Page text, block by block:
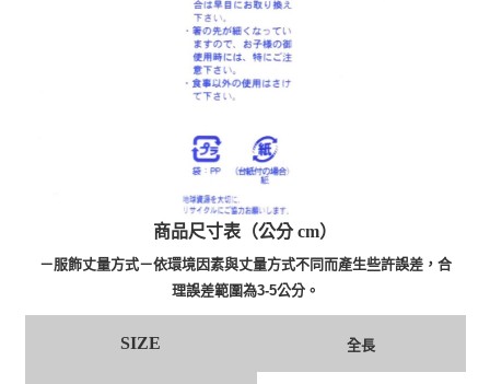
商品尺寸表（公分 cm）
－服飾丈量方式－依環境因素與丈量方式不同而產生些許誤差，合
理誤差範圍為3-5公分。
SIZE 全長